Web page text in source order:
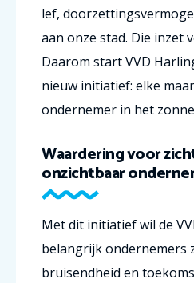
lef,
aan onze stad. Die inzet
Daarom start VVD
nieuw initiatief: elke
ondernemer in het
Waardering voor
onzichtbaar
Met dit initiatief wil de
belangrijk ondernemers
bruisendheid en